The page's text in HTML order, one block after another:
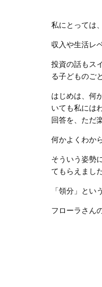
私にとっては
収入や生活レ
投資の話もス
る子どものご
はじめは、何
いても私には
回答を、ただ
何かよくわか
そういう姿勢
てもらえました
「領分」とい
フローラさん